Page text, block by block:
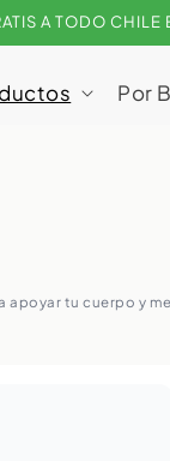
A TODO
Por
apoyar tu cuerpo y